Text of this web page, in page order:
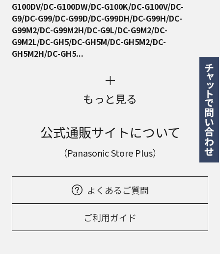
G100DV/DC-G100DW/DC-G100K/DC-G100V/DC-
G9/DC-G99/DC-G99D/DC-G99DH/DC-G99H/DC-
G99M2/DC-G99M2H/DC-G9L/DC-G9M2/DC-
G9M2L/DC-GH5/DC-GH5M/DC-GH5M2/DC-
GH5M2H/DC-GH5...
もっと見る
公式通販サイトについて
（Panasonic Store Plus）
よくあるご質問
ご利用ガイド